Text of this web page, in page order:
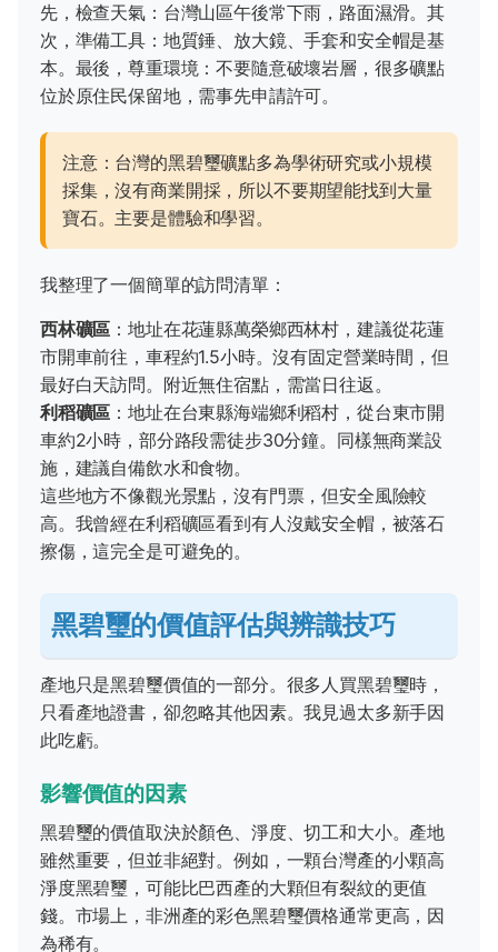
先，檢查天氣：台灣山區午後常下雨，路面濕滑。其
次，準備工具：地質錘、放大鏡、手套和安全帽是基
本。最後，尊重環境：不要隨意破壞岩層，很多礦點
位於原住民保留地，需事先申請許可。
注意：台灣的黑碧璽礦點多為學術研究或小規模
採集，沒有商業開採，所以不要期望能找到大量
寶石。主要是體驗和學習。
我整理了一個簡單的訪問清單：
西林礦區 ：地址在花蓮縣萬榮鄉西林村，建議從花蓮
市開車前往，車程約1.5小時。沒有固定營業時間，但
最好白天訪問。附近無住宿點，需當日往返。
利稻礦區 ：地址在台東縣海端鄉利稻村，從台東市開
車約2小時，部分路段需徒步30分鐘。同樣無商業設
施，建議自備飲水和食物。
這些地方不像觀光景點，沒有門票，但安全風險較
高。我曾經在利稻礦區看到有人沒戴安全帽，被落石
擦傷，這完全是可避免的。
黑碧璽的價值評估與辨識技巧
產地只是黑碧璽價值的一部分。很多人買黑碧璽時，
只看產地證書，卻忽略其他因素。我見過太多新手因
此吃虧。
影響價值的因素
黑碧璽的價值取決於顏色、淨度、切工和大小。產地
雖然重要，但並非絕對。例如，一顆台灣產的小顆高
淨度黑碧璽，可能比巴西產的大顆但有裂紋的更值
錢。市場上，非洲產的彩色黑碧璽價格通常更高，因
為稀有。